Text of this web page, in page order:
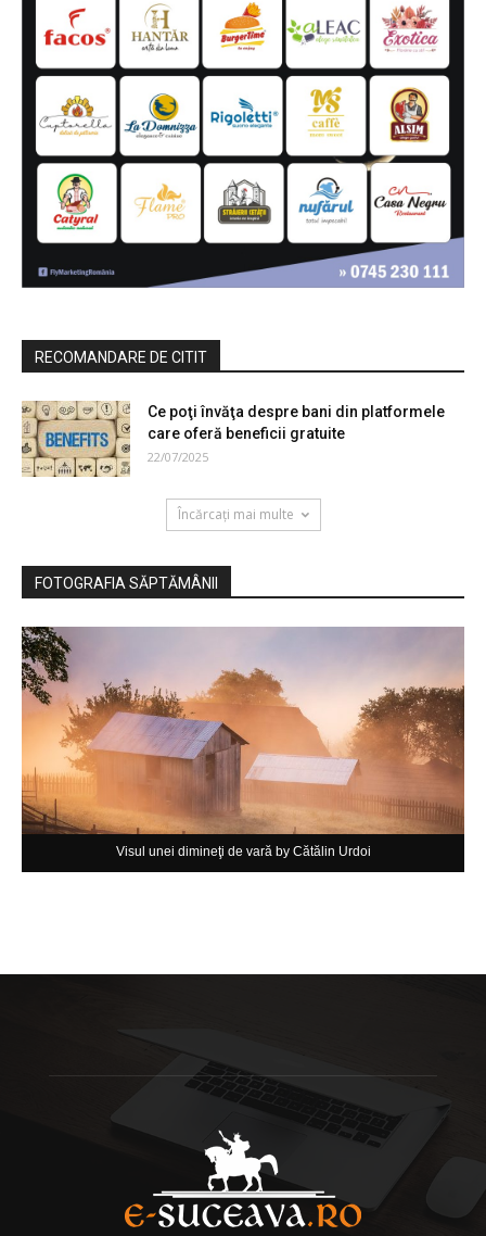
RECOMANDARE DE CITIT
Ce poţi învăţa despre bani din platformele
care oferă beneficii gratuite
22/07/2025
Încărcați mai multe
FOTOGRAFIA SĂPTĂMÂNII
Visul unei dimineţi de vară by Cătălin Urdoi